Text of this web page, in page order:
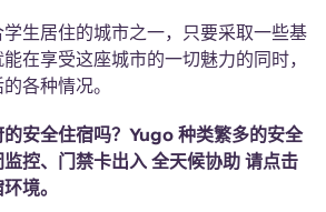
生居住的城市之一，只要采取一些基
在享受这座城市的一切魅力的同时，
各种情况。
安全住宿吗？Yugo 种类繁多的安全
监控、门禁卡出入 全天候协助 请点击
境。